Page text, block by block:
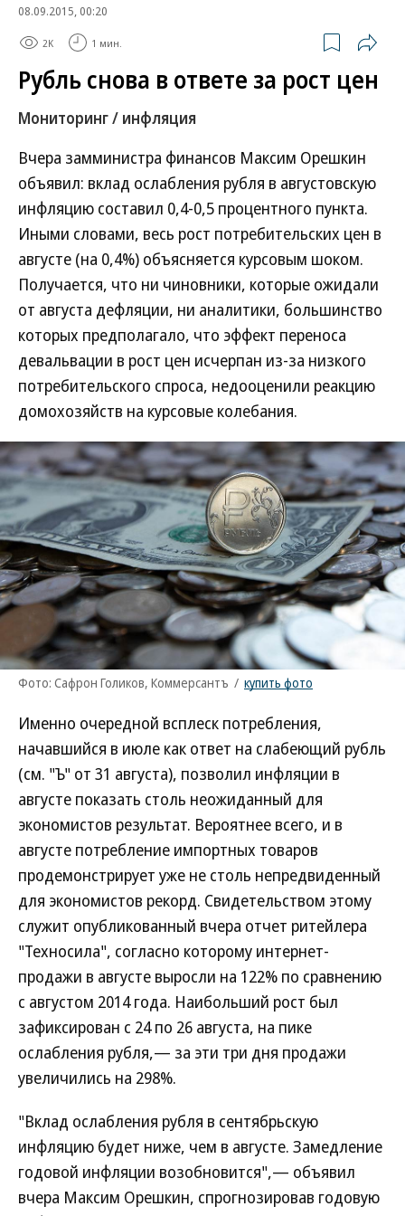
08.09.2015, 00:20
2K 1 мин.
Рубль снова в ответе за рост цен
Мониторинг / инфляция
Вчера замминистра финансов Максим Орешкин
объявил: вклад ослабления рубля в августовскую
инфляцию составил 0,4-0,5 процентного пункта.
Иными словами, весь рост потребительских цен в
августе (на 0,4%) объясняется курсовым шоком.
Получается, что ни чиновники, которые ожидали
от августа дефляции, ни аналитики, большинство
которых предполагало, что эффект переноса
девальвации в рост цен исчерпан из-за низкого
потребительского спроса, недооценили реакцию
домохозяйств на курсовые колебания.
Фото: Сафрон Голиков, Коммерсантъ / купить фото
Именно очередной всплеск потребления,
начавшийся в июле как ответ на слабеющий рубль
(см. "Ъ" от 31 августа), позволил инфляции в
августе показать столь неожиданный для
экономистов результат. Вероятнее всего, и в
августе потребление импортных товаров
продемонстрирует уже не столь непредвиденный
для экономистов рекорд. Свидетельством этому
служит опубликованный вчера отчет ритейлера
"Техносила", согласно которому интернет-
продажи в августе выросли на 122% по сравнению
с августом 2014 года. Наибольший рост был
зафиксирован с 24 по 26 августа, на пике
ослабления рубля,— за эти три дня продажи
увеличились на 298%.
"Вклад ослабления рубля в сентябрьскую
инфляцию будет ниже, чем в августе. Замедление
годовой инфляции возобновится",— объявил
вчера Максим Орешкин, спрогнозировав годовую